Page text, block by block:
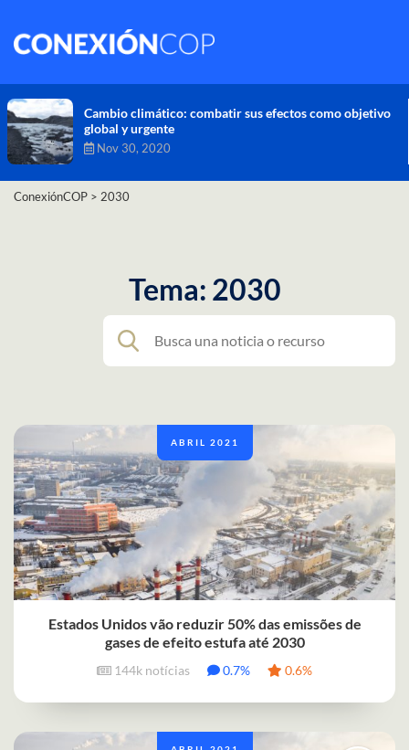
Cambio climático: combatir sus efectos como objetivo
global y urgente
Nov 30, 2020
ConexiónCOP > 2030
Tema: 2030
ABRIL 2021
Estados Unidos vão reduzir 50% das emissões de
gases de efeito estufa até 2030
144k notícias 0.7% 0.6%